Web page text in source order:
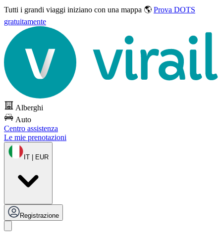
Tutti i grandi viaggi iniziano con una mappa 🌎 Prova DOTS
gratuitamente
Alberghi
Auto
Centro assistenza
Le mie prenotazioni
IT | EUR
Registrazione